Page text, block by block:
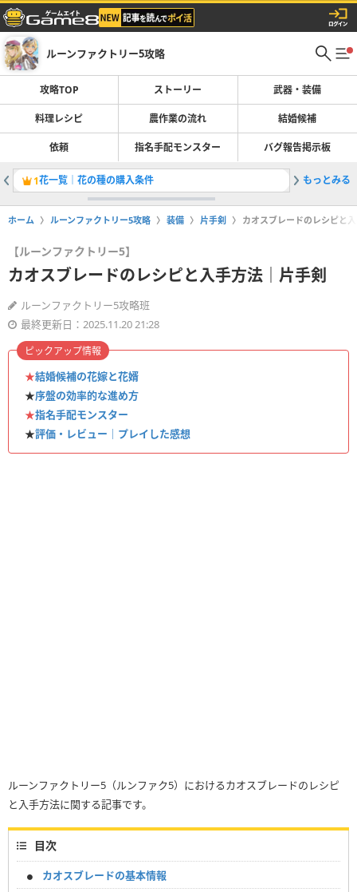
ルーンファクトリー5攻略
攻略TOP ストーリー 武器・装備
料理レシピ 農作業の流れ 結婚候補
依頼 指名手配モンスター バグ報告掲示板
1花一覧｜花の種の購入条件 2指名手
もっとみる
ホーム ルーンファクトリー5攻略 装備 片手剣 カオスブレードのレシピと
【ルーンファクトリー5】
カオスブレードのレシピと入手方法｜片手剣
ルーンファクトリー5攻略班
最終更新日：2025.11.20 21:28
★結婚候補の花嫁と花婿
★序盤の効率的な進め方
★指名手配モンスター
★評価・レビュー｜プレイした感想
ピックアップ情報
ルーンファクトリー5（ルンファク5）におけるカオスブレードのレシピ
と入手方法に関する記事です。
目次
カオスブレードの基本情報